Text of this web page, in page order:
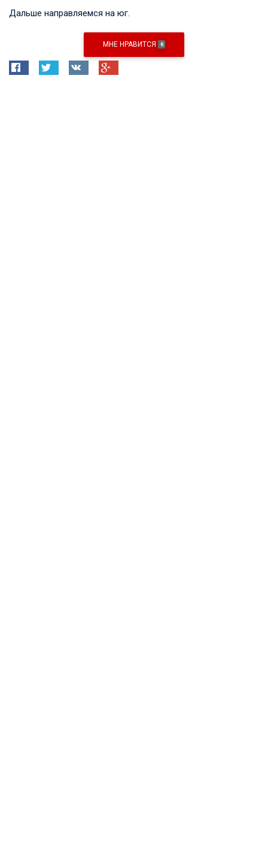
Дальше направляемся на юг.
МНЕ НРАВИТСЯ 6